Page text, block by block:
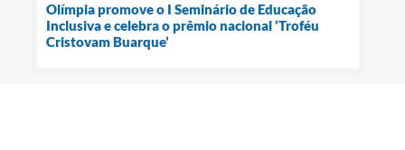
Olímpia promove o I Seminário de Educação
Inclusiva e celebra o prêmio nacional ‘Troféu
Cristovam Buarque’